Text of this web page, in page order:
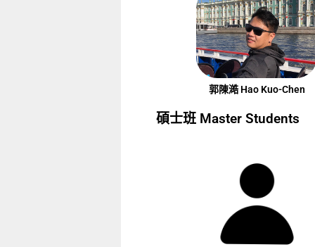
郭陳澔 Hao Kuo-Chen
碩士班 Master Students